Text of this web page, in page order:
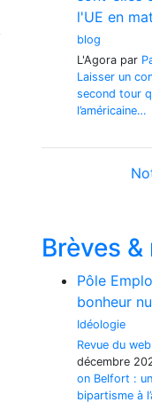
l'UE en
blog
L'Agora par
Laisser un
second tour
l’américaine…
Brèves
Pôle
bonheur
Idéologie
Revue du web
décembre
on Belfort :
bipartisme à